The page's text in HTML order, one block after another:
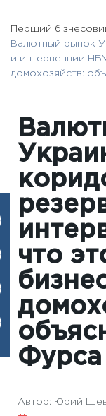
Перший
Валютный рынок
и интервенции
домохозяйств:
что
Фурса
Автор: Юрий